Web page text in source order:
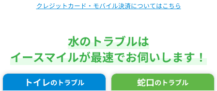
クレジットカード・モバイル決済についてはこちら
水のトラブルは
イースマイルが最速でお伺いします！
トイレのトラブル 蛇口のトラブル